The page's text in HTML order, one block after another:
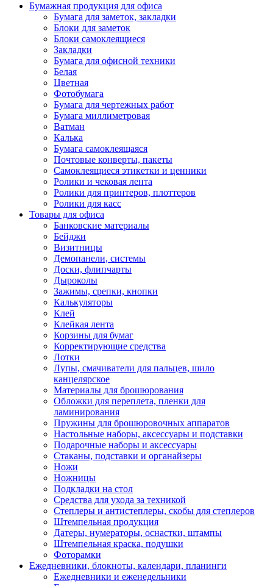
Бумажная продукция для офиса
Бумага для заметок, закладки
Блоки для заметок
Блоки самоклеящиеся
Закладки
Бумага для офисной техники
Белая
Цветная
Фотобумага
Бумага для чертежных работ
Бумага миллиметровая
Ватман
Калька
Бумага самоклеящаяся
Почтовые конверты, пакеты
Самоклеящиеся этикетки и ценники
Ролики и чековая лента
Ролики для принтеров, плоттеров
Ролики для касс
Товары для офиса
Банковские материалы
Бейджи
Визитницы
Демопанели, системы
Доски, флипчарты
Дыроколы
Зажимы, срепки, кнопки
Калькуляторы
Клей
Клейкая лента
Корзины для бумаг
Корректирующие средства
Лотки
Лупы, смачиватели для пальцев, шило
канцелярское
Материалы для брошюрования
Обложки для переплета, пленки для
ламинирования
Пружины для брошюровочных аппаратов
Настольные наборы, аксессуары и подставки
Подарочные наборы и аксессуары
Стаканы, подставки и органайзеры
Ножи
Ножницы
Подкладки на стол
Средства для ухода за техникой
Степлеры и антистеплеры, скобы для степлеров
Штемпельная продукция
Датеры, нумераторы, оснастки, штампы
Штемпельная краска, подушки
Фоторамки
Ежедневники, блокноты, календари, планинги
Ежедневники и еженедельники